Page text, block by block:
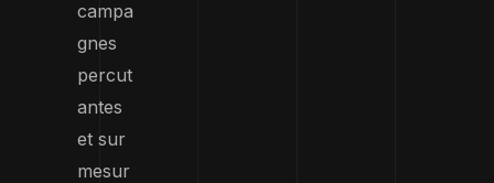
campa
gnes
percut
antes
et sur
mesur